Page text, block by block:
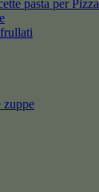
pasta per Pizza
zuppe